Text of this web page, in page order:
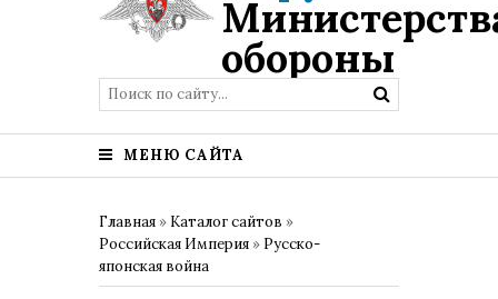
обороны
МЕНЮ САЙТА
Главная » Каталог сайтов »
Российская Империя » Русско-
японская война